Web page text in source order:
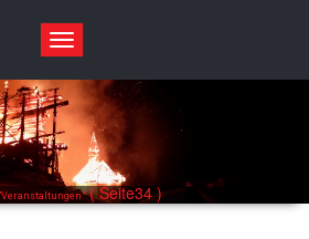
Toggle
navigation
( Seite34 )